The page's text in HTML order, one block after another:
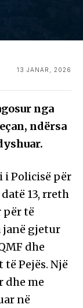
13 JANAR, 2026
nga
ndërsa
i Policisë për
13, rreth
për të
janë gjetur
dhe
Pejës. Një
dhe me
në